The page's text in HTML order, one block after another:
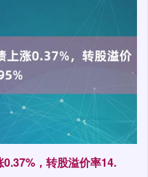
，转股溢价率14.